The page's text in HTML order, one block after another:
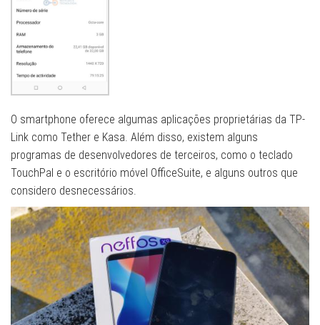
O smartphone oferece algumas aplicações proprietárias da TP-
Link como Tether e Kasa. Além disso, existem alguns
programas de desenvolvedores de terceiros, como o teclado
TouchPal e o escritório móvel OfficeSuite, e alguns outros que
considero desnecessários.